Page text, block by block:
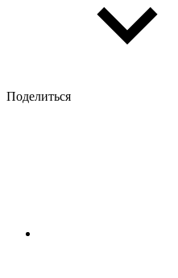
Поделиться